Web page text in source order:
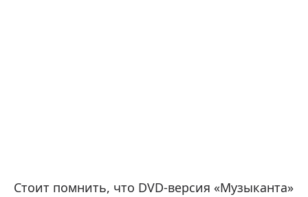
Стоит помнить, что DVD-версия «Музыканта»